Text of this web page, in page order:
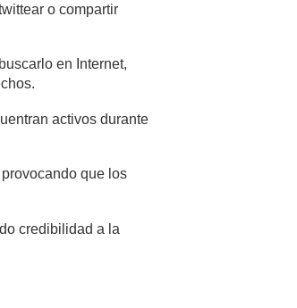
o compartir
en Internet,
activos durante
que los
credibilidad a la